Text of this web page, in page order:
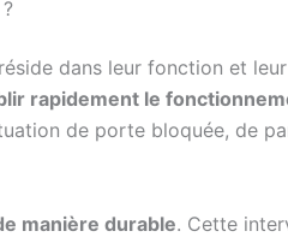
réside dans leur fonction et
rapidement le
de porte bloquée, de
manière durable. Cette